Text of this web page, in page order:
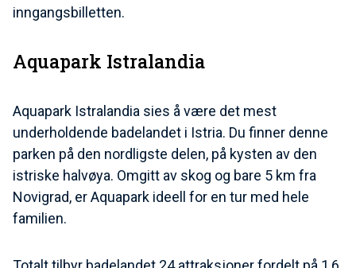
inngangsbilletten.
Aquapark Istralandia
Aquapark Istralandia sies å være det mest
underholdende badelandet i Istria. Du finner denne
parken på den nordligste delen, på kysten av den
istriske halvøya. Omgitt av skog og bare 5 km fra
Novigrad, er Aquapark ideell for en tur med hele
familien.